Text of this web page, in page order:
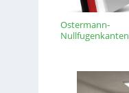
Ostermann-
Nullfugenkanten